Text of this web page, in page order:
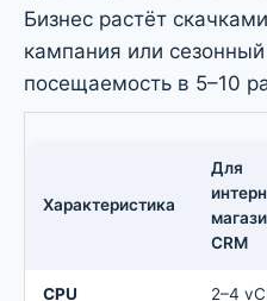
Бизнес растёт
кампания или
посещаемость в 5–10
Характеристика
Для
CRM
CPU
2–4